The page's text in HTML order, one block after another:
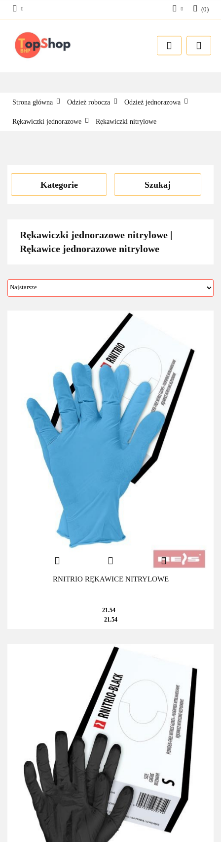
Zarejestruj się
(0)
Strona główna Odzież robocza Odzież jednorazowa
Rękawiczki jednorazowe Rękawiczki nitrylowe
Kategorie Szukaj
Rękawiczki jednorazowe nitrylowe |
Rękawice jednorazowe nitrylowe
RNITRIO RĘKAWICE NITRYLOWE
21.54
21.54